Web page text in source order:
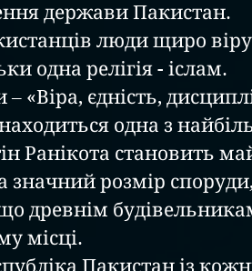
держави Пакистан.
одна релігія - іслам.
– «Віра, єдність,
Ранікота становить
розмір
древнім
місці.